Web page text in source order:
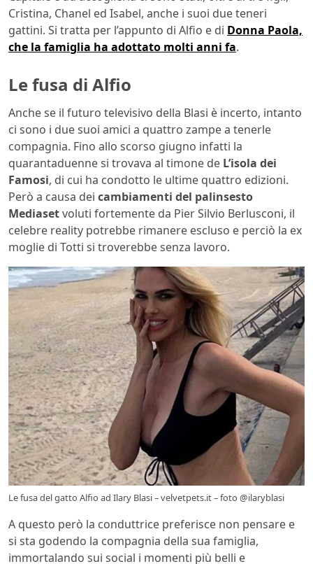
Cristina, Chanel ed Isabel, anche i suoi due teneri
gattini. Si tratta per l’appunto di Alfio e di Donna Paola,
che la famiglia ha adottato molti anni fa.
Le fusa di Alfio
Anche se il futuro televisivo della Blasi è incerto, intanto
ci sono i due suoi amici a quattro zampe a tenerle
compagnia. Fino allo scorso giugno infatti la
quarantaduenne si trovava al timone de L’isola dei
Famosi, di cui ha condotto le ultime quattro edizioni.
Però a causa dei cambiamenti del palinsesto
Mediasetvoluti fortemente da Pier Silvio Berlusconi, il
celebre reality potrebbe rimanere escluso e perciò la ex
moglie di Totti si troverebbe senza lavoro.
Le fusa del gatto Alfio ad Ilary Blasi – velvetpets.it – foto @ilaryblasi
A questo però la conduttrice preferisce non pensare e
si sta godendo la compagnia della sua famiglia,
immortalando sui social i momenti più belli e